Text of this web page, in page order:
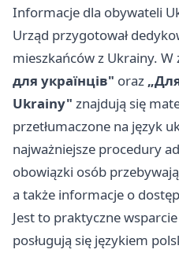
Informacje dla obywateli
Urząd przygotował
mieszkańców z Ukrainy. W
для yкpaїнцiв" oraz
Ukrainy" znajdują się
przetłumaczone na język
najważniejsze procedury
obowiązki osób
a także informacje o
Jest to praktyczne
posługują się językiem